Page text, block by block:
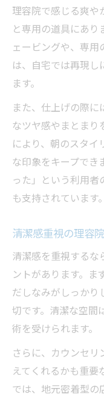
理容院で感じる爽や
と専用の道具にあ
ェービングや、専用
は、自宅では再現し
ます。
また、仕上げの際
なツヤ感やまとまり
により、朝のスタイ
な印象をキープでき
った」という利用
も支持されています。
清潔感重視の理容
清潔感を重視するな
ントがあります。ま
だしなみがしっかり
切です。清潔な空間
術を受けられます。
さらに、カウンセ
えてくれるかも重要
では、地元密着型の